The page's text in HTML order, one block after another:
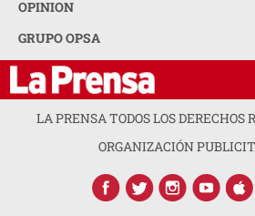
OPINION
GRUPO OPSA
LA PRENSA TODOS LOS DERECHOS
ORGANIZACIÓN